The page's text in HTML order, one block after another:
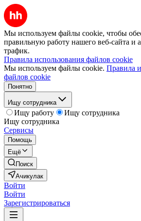
Мы используем файлы cookie, чтобы
правильную работу нашего веб-сайта и
трафик.
Правила использования файлов cookie
Мы используем файлы cookie. Правила
файлов cookie
Понятно
Ищу сотрудника
Ищу работу
Ищу сотрудника
Ищу сотрудника
Сервисы
Помощь
Ещё
Поиск
Ачикулак
Войти
Войти
Зарегистрироваться